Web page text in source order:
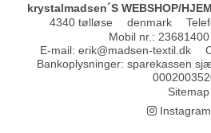
krystalmadsen´S WEBSHOP/
4340 tølløse
denmark
Mobil nr. :
E-mail: erik@madsen-textil.dk
Bankoplysninger: sparekassen
Sitemap
Instagram